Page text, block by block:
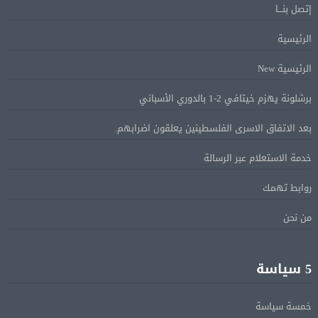
spécialiste en droit commercial
إلى 6,4%
وزير الخارجية يبحث هاتفياً مع نظيره العراقي التطورات
الإقليمية
هجوم للدعم السريع على بئر سليبة والجيش السودانى
يتصدى له
إتصل بنـــا
الرئيسية
الرئيسية New
برشلونة يهزم خيتافي 2-1 بالدوري الأسباني
بعد الاتفاق الاسرى الفلسطينين يعلقون اضرابهم.
خدمة الاستعلام عبر الرسالة
روابط تهمك
من نحن
5 سياسة
خمسة سياسة